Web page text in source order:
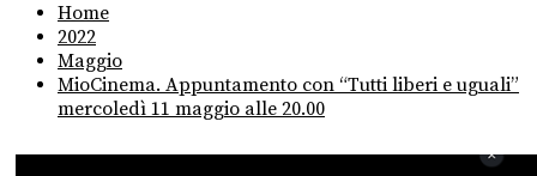
Home
2022
Maggio
MioCinema. Appuntamento con “Tutti liberi e uguali”
mercoledì 11 maggio alle 20.00